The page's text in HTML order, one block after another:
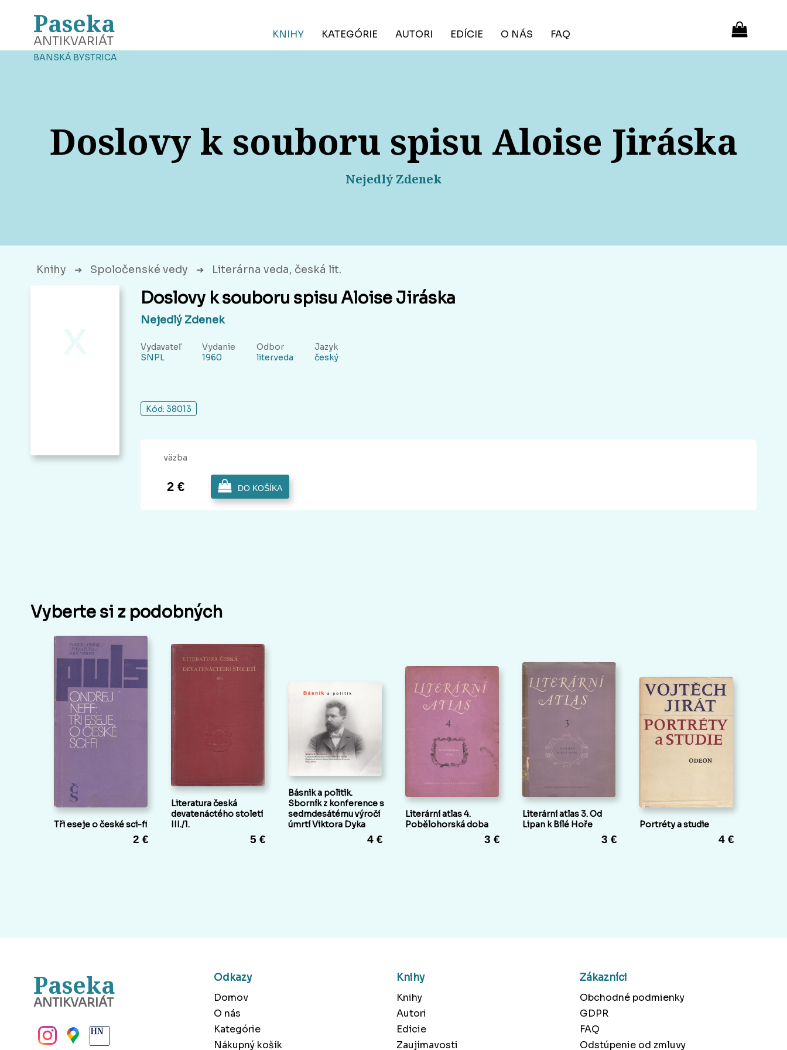
Paseka
ANTIKVARIÁT
BANSKÁ BYSTRICA
KNIHY KATEGÓRIE AUTORI EDÍCIE O NÁS FAQ
Doslovy k souboru spisu Aloise Jiráska
Nejedlý Zdenek
Knihy ➔ Spoločenské vedy ➔ Literárna veda, česká lit.
Doslovy k souboru spisu Aloise Jiráska
Nejedlý Zdenek
Vydavateľ
SNPL
Vydanie
1960
Odbor
liter.veda
Jazyk
český
Kód: 38013
väzba
2 € DO KOŠÍKA
Vyberte si z podobných
Tři eseje o české sci-fi
2 €
Literatura česká
devatenáctého století
III./1.
5 €
Básnik a politik.
Sborník z konference s
sedmdesátému výročí
úmrtí Viktora Dyka
4 €
Literární atlas 4.
Pobělohorská doba
3 €
Literární atlas 3. Od
Lipan k Bílé Hoře
3 €
Portréty a studie
4 €
Paseka
ANTIKVARIÁT
Odkazy
Domov
O nás
Kategórie
Nákupný košík
Knihy
Knihy
Autori
Edície
Zaujímavosti
Zákazníci
Obchodné podmienky
GDPR
FAQ
Odstúpenie od zmluvy